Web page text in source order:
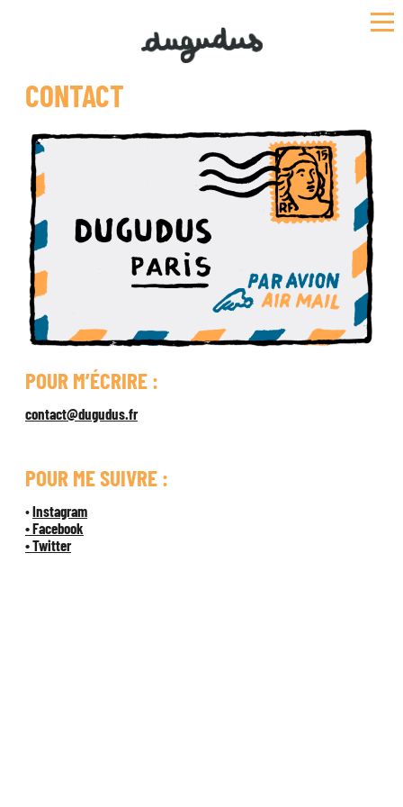
CONTACT
POUR M’ÉCRIRE :
contact@dugudus.fr
POUR ME SUIVRE :
•Instagram
• Facebook
• Twitter